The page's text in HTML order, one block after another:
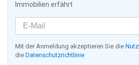
Immobilien erfährt
Mit der Anmeldung akzeptieren Sie die
die Datenschutzrichtlinie